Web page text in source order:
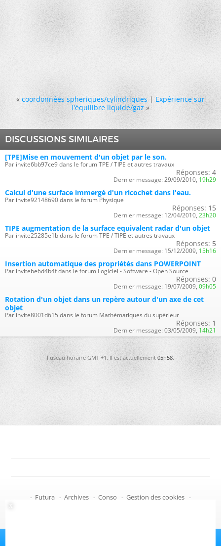
« coordonnées spheriques/cylindriques|Expérience sur
l'équilibre liquide/gaz »
DISCUSSIONS SIMILAIRES
[TPE]Mise en mouvement d'un objet par le son.
Par invite6bb97ce9 dans le forum TPE / TIPE et autres travaux
Réponses: 4
Dernier message: 29/09/2010, 19h29
Calcul d'une surface immergé d'un ricochet dans l'eau.
Par invite92148690 dans le forum Physique
Réponses: 15
Dernier message: 12/04/2010, 23h20
TIPE augmentation de la surface equivalent radar d'un objet
Par invite25285e1b dans le forum TPE / TIPE et autres travaux
Réponses: 5
Dernier message: 15/12/2009, 15h16
Insertion automatique des propriétés dans POWERPOINT
Par invitebe6d4b4f dans le forum Logiciel - Software - Open Source
Réponses: 0
Dernier message: 19/07/2009, 09h05
Rotation d'un objet dans un repère autour d'un axe de cet
objet
Par invite8001d615 dans le forum Mathématiques du supérieur
Réponses: 1
Dernier message: 03/05/2009, 14h21
Fuseau horaire GMT +1. Il est actuellement05h58.
- Futura - Archives - Conso - Gestion des cookies -